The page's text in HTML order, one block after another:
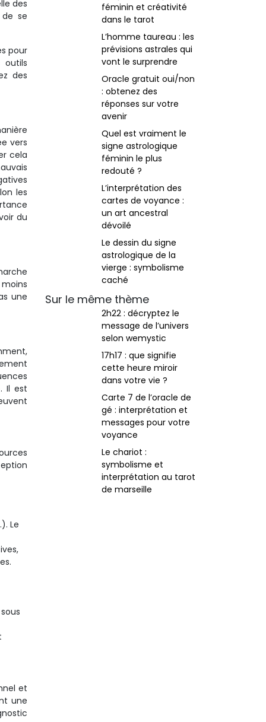
des
se
pour
outils
des
vers
cela
les
du
une
Il est
Le
et
une
féminin et créativité
dans le tarot
L’homme taureau : les
prévisions astrales qui
vont le surprendre
Oracle gratuit oui/non
: obtenez des
réponses sur votre
avenir
Quel est vraiment le
signe astrologique
féminin le plus
redouté ?
L’interprétation des
cartes de voyance :
un art ancestral
dévoilé
Le dessin du signe
astrologique de la
vierge : symbolisme
caché
Sur le même thème
2h22 : décryptez le
message de l’univers
selon wemystic
17h17 : que signifie
cette heure miroir
dans votre vie ?
Carte 7 de l’oracle de
gé : interprétation et
messages pour votre
voyance
Le chariot :
symbolisme et
interprétation au tarot
de marseille